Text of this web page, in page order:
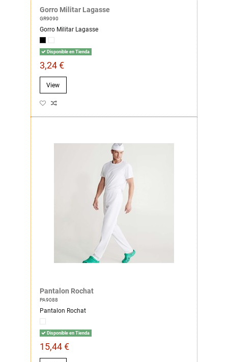
Gorro Militar Lagasse
GR9090
Gorro Militar Lagasse
Disponible en Tienda
3,24 €
View
Pantalon Rochat
PA9088
Pantalon Rochat
Disponible en Tienda
15,44 €